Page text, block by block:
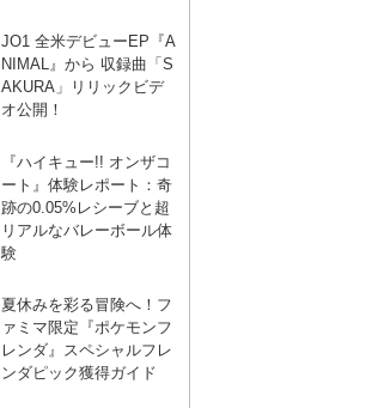
JO1 全米デビューEP『A
NIMAL』から 収録曲「S
AKURA」リリックビデ
オ公開！
『ハイキュー!! オンザコ
ート』体験レポート：奇
跡の0.05%レシーブと超
リアルなバレーボール体
験
夏休みを彩る冒険へ！フ
ァミマ限定『ポケモンフ
レンダ』スペシャルフレ
ンダピック獲得ガイド